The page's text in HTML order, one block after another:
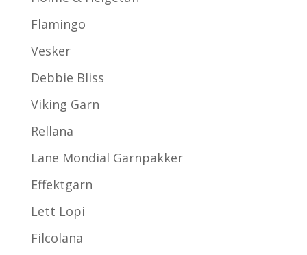
Flamingo
Vesker
Debbie Bliss
Viking Garn
Rellana
Lane Mondial Garnpakker
Effektgarn
Lett Lopi
Filcolana